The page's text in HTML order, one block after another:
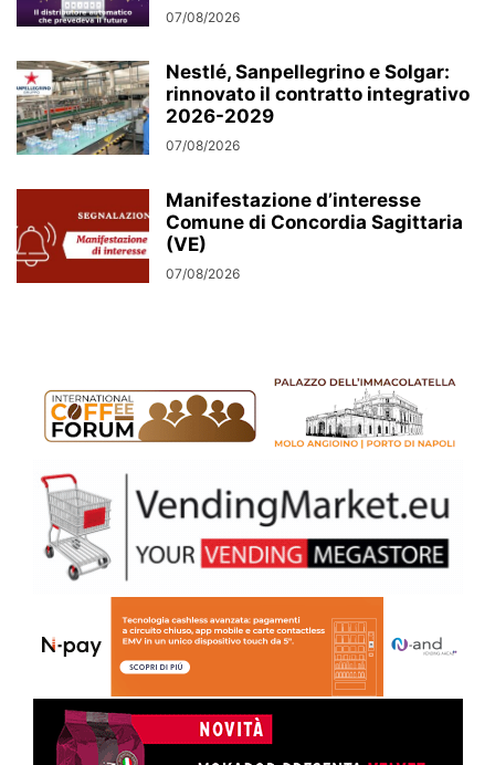
07/08/2026
Nestlé, Sanpellegrino e Solgar:
rinnovato il contratto integrativo
2026-2029
07/08/2026
Manifestazione d’interesse
Comune di Concordia Sagittaria
(VE)
07/08/2026